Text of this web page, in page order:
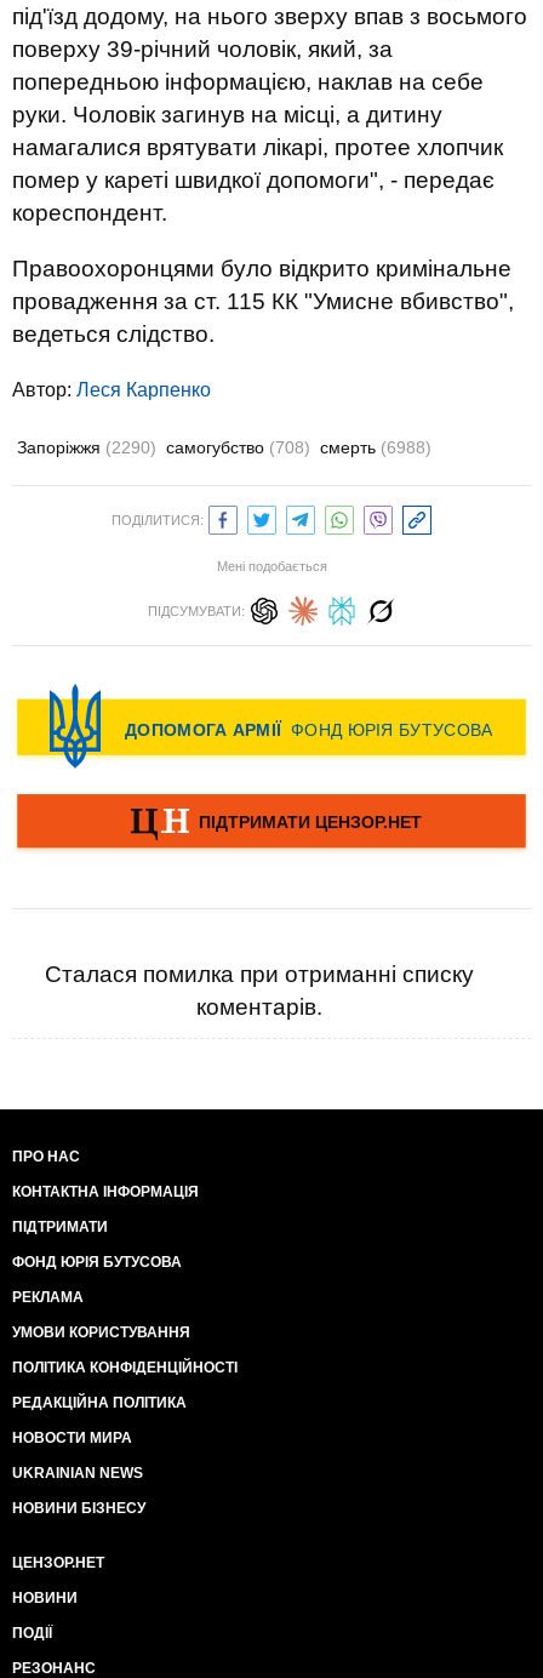
під'їзд додому, на нього зверху впав з восьмого
поверху 39-річний чоловік, який, за
попередньою інформацією, наклав на себе
руки. Чоловік загинув на місці, а дитину
намагалися врятувати лікарі, протее хлопчик
помер у кареті швидкої допомоги", - передає
кореспондент.
Правоохоронцями було відкрито кримінальне
провадження за ст. 115 КК "Умисне вбивство",
ведеться слідство.
Автор: Леся Карпенко
Запоріжжя (2290) самогубство (708) смерть (6988)
ПОДІЛИТИСЯ:
Мені подобається
ПІДСУМУВАТИ:
Сталася помилка при отриманні списку
коментарів.
ПРО НАС
КОНТАКТНА ІНФОРМАЦІЯ
ПІДТРИМАТИ
ФОНД ЮРІЯ БУТУСОВА
РЕКЛАМА
УМОВИ КОРИСТУВАННЯ
ПОЛІТИКА КОНФІДЕНЦІЙНОСТІ
РЕДАКЦІЙНА ПОЛІТИКА
НОВОСТИ МИРА
UKRAINIAN NEWS
НОВИНИ БІЗНЕСУ
ЦЕНЗОР.НЕТ
НОВИНИ
ПОДІЇ
РЕЗОНАНС